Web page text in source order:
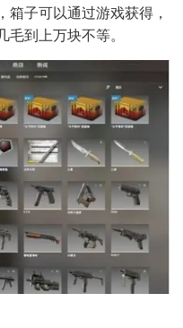
箱子可以通过游戏获得，
到上万块不等。